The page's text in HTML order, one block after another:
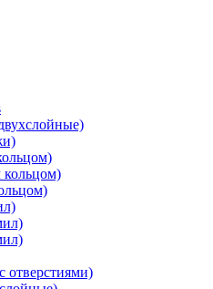
отверстиями)